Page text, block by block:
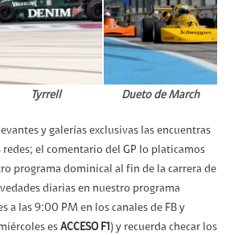
Tyrrell Dueto de March
y galerías exclusivas las encuentras
el comentario del GP lo platicamos
programa dominical al fin de la carrera de
diarias en nuestro programa
a las 9:00 PM en los canales de FB y
es ACCESO F1) y recuerda checar los